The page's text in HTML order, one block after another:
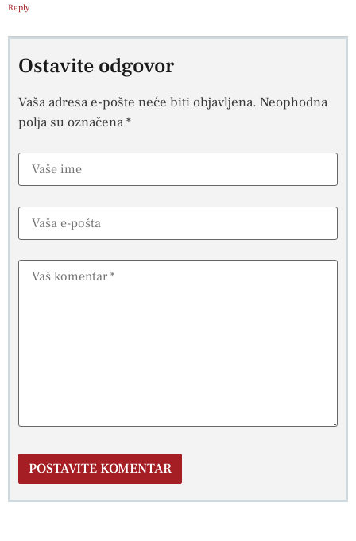
Reply
Ostavite odgovor
Vaša adresa e-pošte neće biti objavljena. Neophodna
polja su označena*